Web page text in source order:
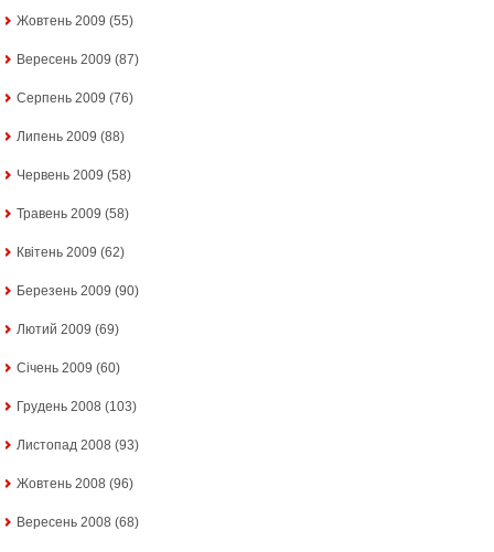
Жовтень 2009 (55)
Вересень 2009 (87)
Серпень 2009 (76)
Липень 2009 (88)
Червень 2009 (58)
Травень 2009 (58)
Квітень 2009 (62)
Березень 2009 (90)
Лютий 2009 (69)
Січень 2009 (60)
Грудень 2008 (103)
Листопад 2008 (93)
Жовтень 2008 (96)
Вересень 2008 (68)